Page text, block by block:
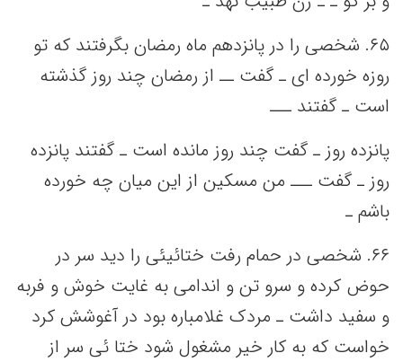
۶۵. شخصی‌ را در پانزدهم‌ ماه رمضان بگرفتند که‌ تو
روزه خورده ای ـ گفت‌ ــ از رمضان چند روز گذشته‌
است‌ ـ گفتند ـــ
پانزده روز ـ گفت‌ چند روز مانده است‌ ـ گفتند پانزده
روز ـ گفت‌ ـــ من‌ مسکین‌ از این‌ میان چه‌ خورده
باشم‌ ـ
۶۶. شخصی‌ در حمام رفت‌ ختائیئی‌ را دید سر در
حوض کرده و سرو تن‌ و اندامی‌ به‌ غایت‌ خوش و فربه‌
و سفید داشت‌ ـ مردک غلامباره بود در آغوشش‌ کرد
خواست‌ که‌ به‌ کار خیر مشغول شود ختا ئی‌ سر از